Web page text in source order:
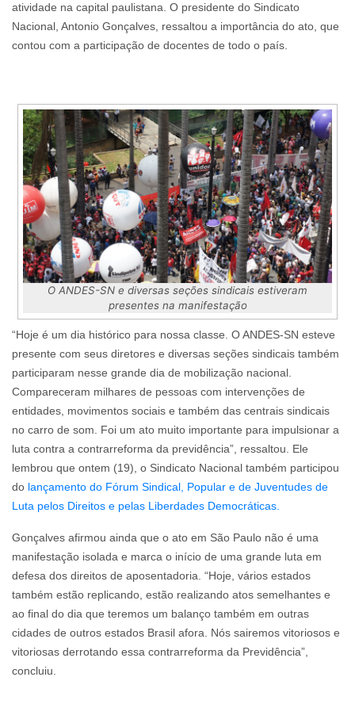
atividade na capital paulistana. O presidente do Sindicato
Nacional, Antonio Gonçalves, ressaltou a importância do ato, que
contou com a participação de docentes de todo o país.
O ANDES-SN e diversas seções sindicais estiveram
presentes na manifestação
“Hoje é um dia histórico para nossa classe. O ANDES-SN esteve
presente com seus diretores e diversas seções sindicais também
participaram nesse grande dia de mobilização nacional.
Compareceram milhares de pessoas com intervenções de
entidades, movimentos sociais e também das centrais sindicais
no carro de som. Foi um ato muito importante para impulsionar a
luta contra a contrarreforma da previdência”, ressaltou. Ele
lembrou que ontem (19), o Sindicato Nacional também participou
do lançamento do Fórum Sindical, Popular e de Juventudes de
Luta pelos Direitos e pelas Liberdades Democráticas.
Gonçalves afirmou ainda que o ato em São Paulo não é uma
manifestação isolada e marca o início de uma grande luta em
defesa dos direitos de aposentadoria. “Hoje, vários estados
também estão replicando, estão realizando atos semelhantes e
ao final do dia que teremos um balanço também em outras
cidades de outros estados Brasil afora. Nós sairemos vitoriosos e
vitoriosas derrotando essa contrarreforma da Previdência”,
concluiu.